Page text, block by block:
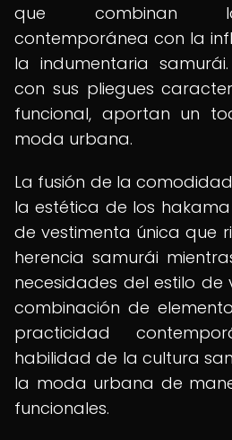
que combinan
contemporánea con la
la indumentaria
con sus pliegues
funcional, aportan un
moda urbana.
La fusión de la
la estética de los
de vestimenta única que
herencia samurái
necesidades del estilo de
combinación de
practicidad
habilidad de la cultura
la moda urbana de
funcionales.